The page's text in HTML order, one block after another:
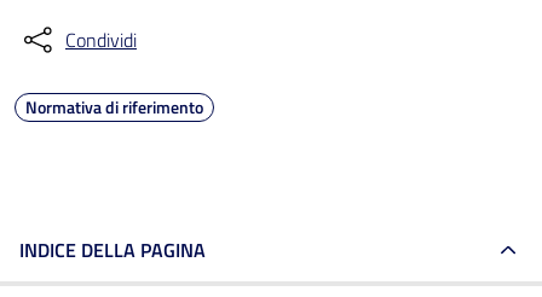
Condividi
Normativa di riferimento
INDICE DELLA PAGINA